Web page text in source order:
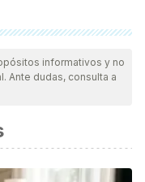
a profundidad por
confiabilidad,
artículo fue
Zorita. "De la
bebidas isotónicas y
informativos y no
Ante dudas, consulta a